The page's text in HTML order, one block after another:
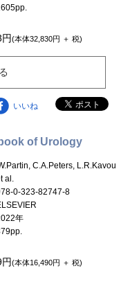
円(本体32,830円 ＋ 税)
いいね
of Urology
C.A.Peters, L.R.Kavou
al.
0-323-82747-8
年
円(本体16,490円 ＋ 税)